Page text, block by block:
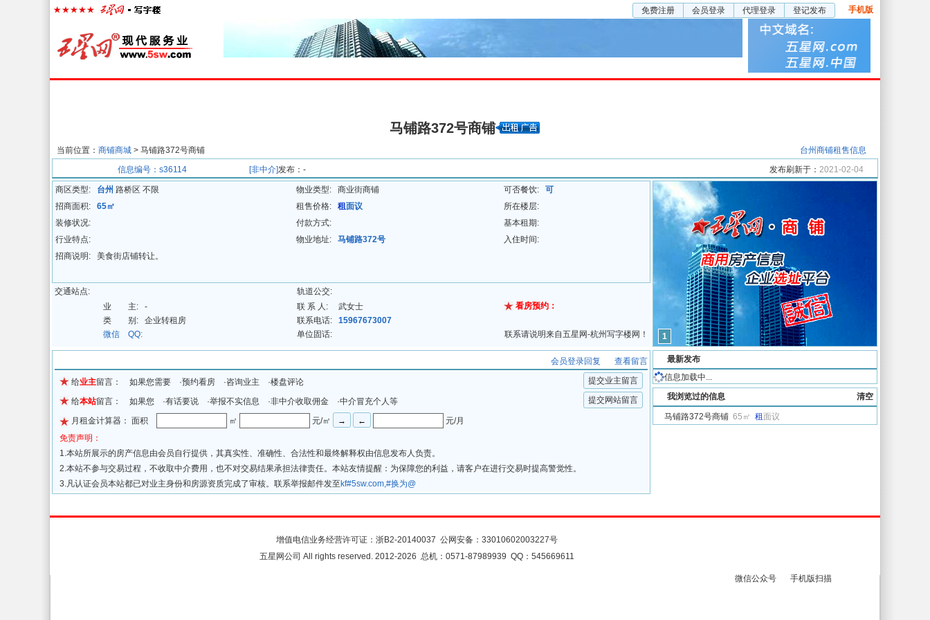
免费注册 会员登录 代理登录 登记发布 手机版
马铺路372号商铺
当前位置： 商铺商城 > 马铺路372号商铺
台州商铺租售信息
信息编号：s36114 [非中介]发布：- 发布刷新于： 2021-02-04
商区类型: 台州 路桥区 不限 物业类型: 商业街商铺 可否餐饮:
可
招商面积:
65㎡ 租售价格: 租面议
所在楼层:
装修状况:
付款方式:
基本租期:
行业特点:
物业地址: 马铺路372号
入住时间:
招商说明:
美食街店铺转让。
交通站点:
轨道公交:
业 主:
- 联 系 人: 武女士
看房预约：
类 别:
企业转租房 联系电话:
15967673007
微信 QQ:
单位固话: 联系请说明来自五星网-杭州写字楼网！
查看留言
会员登录回复
给业主留言： 如果您需要 ·预约看房 ·咨询业主 ·楼盘评论 提交业主留言
给本站留言： 如果您 ·有话要说 ·举报不实信息 ·非中介收取佣金 ·中介冒充个人等 提交网站留言
月租金计算器： 面积 ㎡ 元/㎡
元/月
免责声明：
1.本站所展示的房产信息由会员自行提供，其真实性、准确性、合法性和最终解释权由信息发布人负责。
2.本站不参与交易过程，不收取中介费用，也不对交易结果承担法律责任。本站友情提醒：为保障您的利益，请客户在进行交易时提高警觉性。
3.凡认证会员本站都已对业主身份和房源资质完成了审核。联系举报邮件发至 kf#5sw.com,#换为@
1
最新发布
信息加载中...
清空
我浏览过的信息
马铺路372号商铺 65㎡ 租面议
增值电信业务经营许可证： 浙B2-20140037 公网安备： 33010602003227号
五星网公司 All rights reserved. 2012-2026 总机：0571-87989939 QQ：545669611
微信公众号 手机版扫描